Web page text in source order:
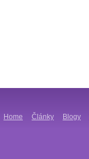
Home Články Blogy